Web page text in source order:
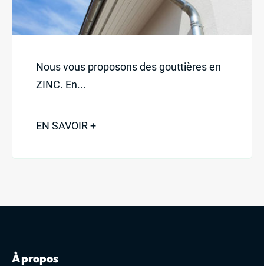
Nous vous proposons des gouttières en
ZINC. En...
EN SAVOIR +
À propos
L’entreprise
Nos activités
St-Martin : 04 78 48 68 57
Mornant : 04 23 32 41 71